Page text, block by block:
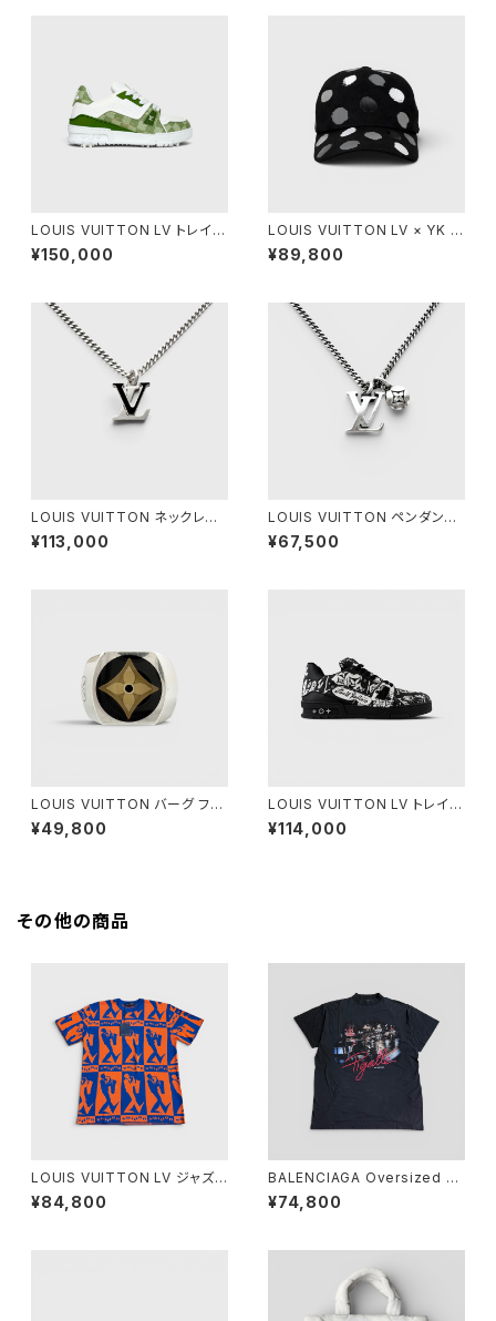
LOUIS VUITTON LV トレイナ
ー スニーカー グリーン 5
¥150,000
LOUIS VUITTON LV × YK ペ
インティッド ドット キャップ ブラ
ック L
¥89,800
LOUIS VUITTON ネックレス
LV スパイク シルバー
¥113,000
LOUIS VUITTON ペンダント
LV セーラー シルバー
¥67,500
LOUIS VUITTON バーグ フル
ール モノグラム シルバー M
¥49,800
LOUIS VUITTON LV トレイナ
ー スニーカー ブラック ホワイト
8 1/2
¥114,000
その他の商品
LOUIS VUITTON LV ジャズフ
ライヤー ショートスリーブ ニット
Tシャツ L
¥84,800
BALENCIAGA Oversized T-
Shirt Pigalle Black 3
¥74,800